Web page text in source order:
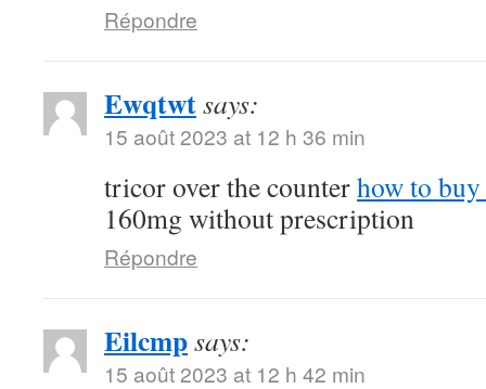
Répondre
Ewqtwtsays:
15 août 2023 at 12 h 36 min
tricor over the counterhow to
160mg without prescription
Répondre
Eilcmpsays:
15 août 2023 at 12 h 42 min